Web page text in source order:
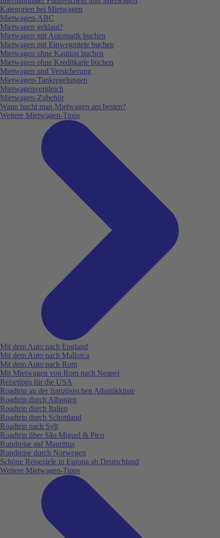
Kategorien bei Mietwagen
Mietwagen-ABC
Mietwagen geklaut?
Mietwagen mit Automatik buchen
Mietwagen mit Einwegmiete buchen
Mietwagen ohne Kaution buchen
Mietwagen ohne Kreditkarte buchen
Mietwagen und Versicherung
Mietwagen-Tankregelungen
Mietwagenvergleich
Mietwagen-Zubehör
Wann bucht man Mietwagen am besten?
Weitere Mietwagen-Tipps
Mit dem Auto nach England
Mit dem Auto nach Mallorca
Mit dem Auto nach Rom
Mit Mietwagen von Rom nach Neapel
Reisetipps für die USA
Roadtrip an der französischen Atlantikküste
Roadtrip durch Albanien
Roadtrip durch Italien
Roadtrip durch Schottland
Roadtrip nach Sylt
Roadtrip über São Miguel & Pico
Rundreise auf Mauritius
Rundreise durch Norwegen
Schöne Reiseziele in Europa ab Deutschland
Weitere Mietwagen-Tipps